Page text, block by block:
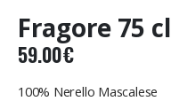
Fragore 75 cl
59.00€
100% Nerello Mascalese